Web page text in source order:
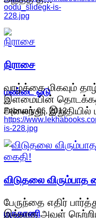
oodu_slidegk-is-
228.jpg
மண்டை ஓடு
February 06, 2012
https://
is-228.jpg
மருதாணி
நிராசை
வாழ்க்கை மிகவும்
இளமையின்
அலைந்து, இறுதியில்
விடுதலை விரும்பாத
பேருந்தை எதிர்
இல்லாத அவள்